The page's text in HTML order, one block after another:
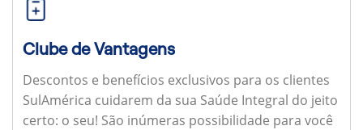
Clube de Vantagens
Descontos e benefícios exclusivos para os clientes
SulAmérica cuidarem da sua Saúde Integral do jeito
certo: o seu! São inúmeras possibilidade para você